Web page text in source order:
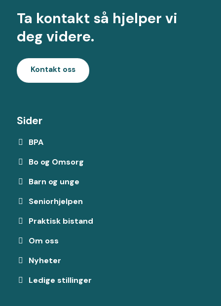
Ta kontakt så hjelper vi
deg videre.
Kontakt oss
Sider
BPA
Bo og Omsorg
Barn og unge
Seniorhjelpen
Praktisk bistand
Om oss
Nyheter
Ledige stillinger